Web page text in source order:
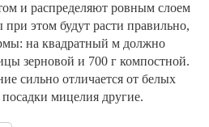
и распределяют ровным слоем
этом будут расти правильно,
на квадратный м должно
зерновой и 700 г компостной.
сильно отличается от белых
мицелия другие.